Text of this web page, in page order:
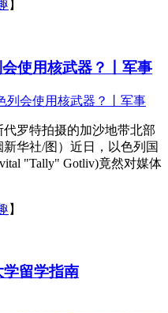
】
使用核武器？丨军事
代罗特拍摄的加沙地带北部
华社/图）近日，以色列国
"Tally" Gotliv)竟然对媒体
】
学留学指南